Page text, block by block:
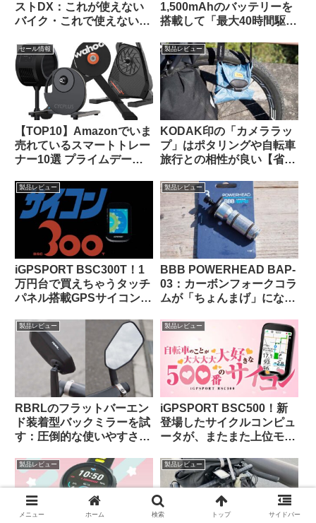
ストDX：これが使えない
バイク・これで使えないバ
思えるほど万能なリアラッ
クの優等生
1,500mAhのバッテリーを
搭載して「最大40時間駆
ダーが爆誕！！【クーポン
あります】
セール情報
【TOP10】Amazonでいま
売れているスマートトレー
ナー10選 プライムデーセ
製品レビュー
KODAK印の「カメララッ
プ」はポタリングや自転車
旅行との相性が良い【省ス
水】
製品レビュー
iGPSPORT BSC300T！1
万円台で買えちゃうタッチ
パネル搭載GPSサイコンっ
製品レビュー
BBB POWERHEAD BAP-
03：カーボンフォークコラ
ムが「ちょんまげ」になっ
た【ロングタイプのプレッ
製品レビュー
RBRLのフラットバーエン
ド装着型バックミラーを試
す：圧倒的な使いやすさと
い】
製品レビュー
iGPSPORT BSC500！新
登場したサイクルコンピュ
ータが、またまた上位モデ
製品レビュー 製品レビュー
メニュー ホーム 検索 トップ サイドバー